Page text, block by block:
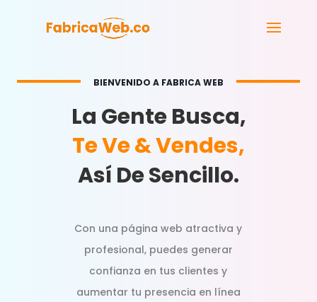
BIENVENIDO A FABRICA WEB
La Gente Busca,
Te Ve & Vendes,
Así De Sencillo.
Con una página web atractiva y
profesional, puedes generar
confianza en tus clientes y
aumentar tu presencia en línea